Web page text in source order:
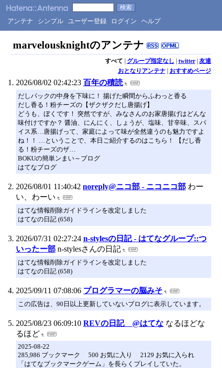
アンテナ シンプル ユーザー登録 ログイン ヘルプ
marvelousknightのアンテナ
すべて | グループ指定なし | twitter| 友達
おとなりアンテナ| おすすめページ
2026/08/02 02:42:23 百年の積読
だしパックの中身を下味に！ 揚げた瞬間からふわっと香る
だし香る！粉チーズの【ザクザクだし唐揚げ】
どうも、ぼくです！ 突然ですが、みなさんのお家唐揚げはどんな
味付けですか？ 醤油、にんにく、しょうが、塩味、甘辛味、スパ
イス系…唐揚げって、家庭によって味が全然違うのも魅力ですよ
ね！！ …ということで、本日ご紹介するのはこちら！ 【だし香
る！粉チーズのザ…
BOKUの簡単ンまい～ブログ
はてなブログ
2026/08/01 11:40:42 noreply@ニコ部 - ニコニコ部 わー
い、わーい
はてな情報削除ガイドラインを改定しました
はてなの日記 (658)
2026/07/31 02:27:24 n-stylesの日記 - はてなグループ::つ
いったー部 n-stylesさんの日記
はてな情報削除ガイドラインを改定しました
はてなの日記 (658)
2025/09/11 07:08:06 プログラマーの脳みそ
この広告は、90日以上更新していないブログに表示しています。
2025/08/23 06:09:10 REVの日記 @はてな なるほどな
るほど
2025-08-22
285,986 ブックマーク 500 お気に入り 2129 お気に入られ
「はてなブックマークゲーム」を長らくプレイしていた。